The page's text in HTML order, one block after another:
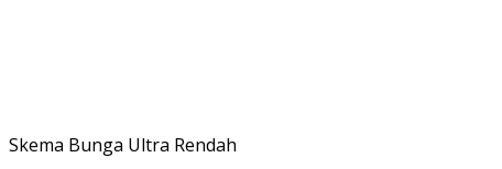
Skema Bunga Ultra Rendah